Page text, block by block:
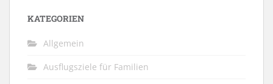
KATEGORIEN
Allgemein
Ausflugsziele für Familien